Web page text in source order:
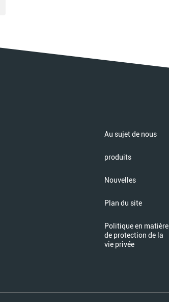
Au sujet de nous
produits
Nouvelles
Plan du site
Politique en matière
de protection de la
vie privée